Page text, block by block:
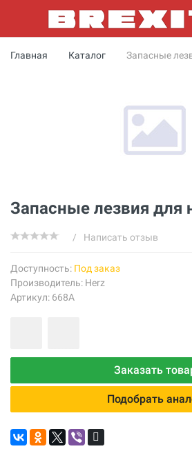
Главная Каталог Запасные
Запасные лезвия для
/ Написать отзыв
Доступность: Под заказ
Производитель: Herz
Артикул: 668A
Заказать
Подобрать